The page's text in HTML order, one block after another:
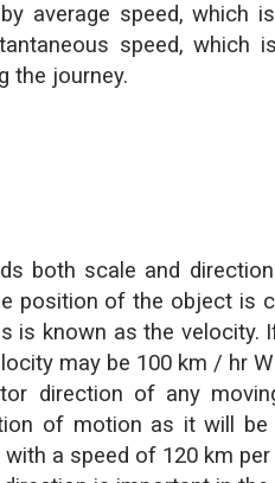
average speed, which
speed, which
the journey.
both scale and
position of the object is
is known as the velocity.
may be 100 km / hr
direction of any
of motion as it will
a speed of 120 km